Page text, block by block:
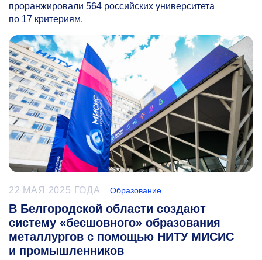
проранжировали 564 российских университета
по 17 критериям.
22 МАЯ 2025 ГОДА Образование
В Белгородской области создают
систему «бесшовного» образования
металлургов с помощью НИТУ МИСИС
и промышленников